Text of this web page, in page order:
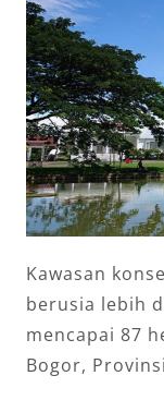
Kawasan
berusia lebih
mencapai 87
Bogor,